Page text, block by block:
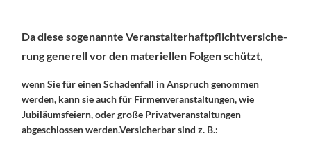
Da diese sogenannte Ver­an­stal­ter­haft­pflicht­ver­si­che­
rung generell vor den materiellen Folgen schützt,
wenn Sie für einen Schadenfall in Anspruch genommen
werden, kann sie auch für Firmenveranstaltungen, wie
Jubiläumsfeiern, oder große Privatveranstaltungen
abgeschlossen werden.Versicherbar sind z. B.: